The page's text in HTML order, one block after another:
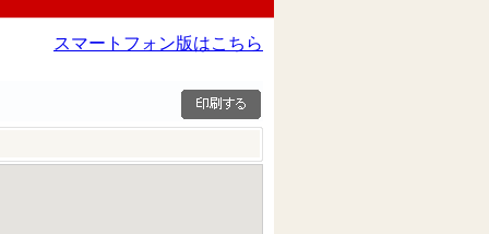
スマートフォン版はこちら